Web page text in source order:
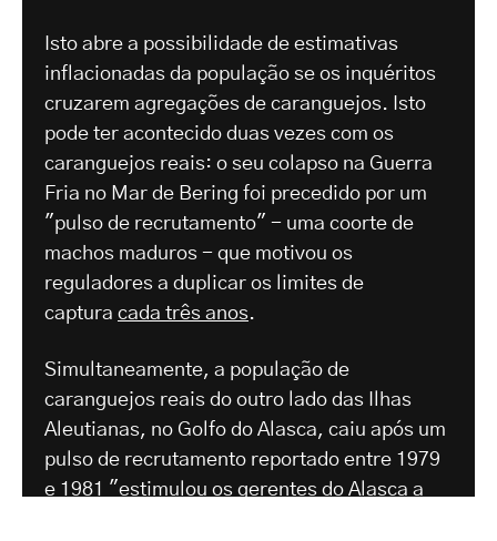
Isto abre a possibilidade de estimativas
inflacionadas da população se os inquéritos
cruzarem agregações de caranguejos. Isto
pode ter acontecido duas vezes com os
caranguejos reais: o seu colapso na Guerra
Fria no Mar de Bering foi precedido por um
"pulso de recrutamento" - uma coorte de
machos maduros - que motivou os
reguladores a duplicar os limites de
captura cada três anos.
Simultaneamente, a população de
caranguejos reais do outro lado das Ilhas
Aleutianas, no Golfo do Alasca, caiu após um
pulso de recrutamento reportado entre 1979
e 1981 "estimulou os gerentes do Alasca a